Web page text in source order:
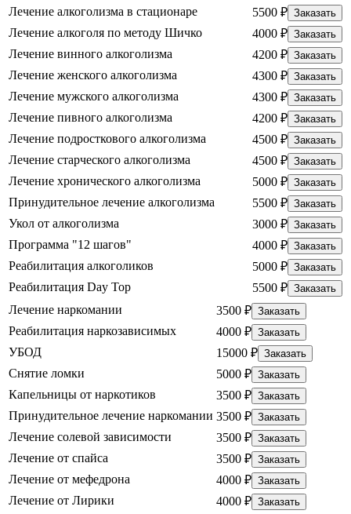
Лечение алкоголизма в стационаре 5500 ₽ Заказать
Лечение алкоголя по методу Шичко 4000 ₽ Заказать
Лечение винного алкоголизма 4200 ₽ Заказать
Лечение женского алкоголизма 4300 ₽ Заказать
Лечение мужского алкоголизма 4300 ₽ Заказать
Лечение пивного алкоголизма 4200 ₽ Заказать
Лечение подросткового алкоголизма 4500 ₽ Заказать
Лечение старческого алкоголизма 4500 ₽ Заказать
Лечение хронического алкоголизма 5000 ₽ Заказать
Принудительное лечение алкоголизма 5500 ₽ Заказать
Укол от алкоголизма 3000 ₽ Заказать
Программа "12 шагов" 4000 ₽ Заказать
Реабилитация алкоголиков 5000 ₽ Заказать
Реабилитация Day Top 5500 ₽ Заказать
Лечение наркомании 3500 ₽ Заказать
Реабилитация наркозависимых 4000 ₽ Заказать
УБОД 15000 ₽ Заказать
Снятие ломки 5000 ₽ Заказать
Капельницы от наркотиков 3500 ₽ Заказать
Принудительное лечение наркомании 3500 ₽ Заказать
Лечение солевой зависимости 3500 ₽ Заказать
Лечение от спайса 3500 ₽ Заказать
Лечение от мефедрона 4000 ₽ Заказать
Лечение от Лирики 4000 ₽ Заказать